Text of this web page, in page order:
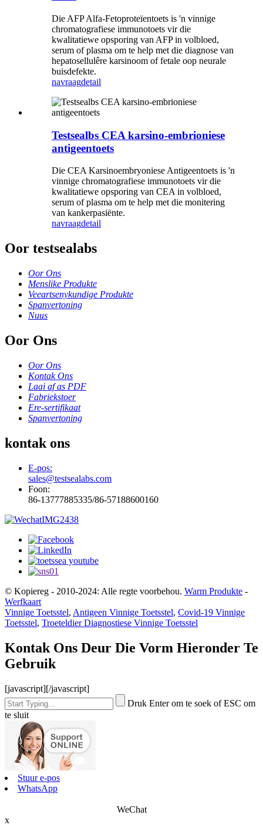
Die AFP Alfa-Fetoproteïentoets is 'n vinnige
chromatografiese immunotoets vir die
kwalitatiewe opsporing van AFP in volbloed,
serum of plasma om te help met die diagnose van
hepatosellulêre karsinoom of fetale oop neurale
buisdefekte.
navraagdetail
Testsealbs CEA karsino-embrioniese
antigeentoets
Die CEA Karsinoembryoniese Antigeentoets is 'n
vinnige chromatografiese immunotoets vir die
kwalitatiewe opsporing van CEA in volbloed,
serum of plasma om te help met die monitering
van kankerpasiënte.
navraagdetail
Oor testsealabs
Oor Ons
Menslike Produkte
Veeartsenykundige Produkte
Spanvertoning
Nuus
Oor Ons
Oor Ons
Kontak Ons
Laai af as PDF
Fabriekstoer
Ere-sertifikaat
Spanvertoning
kontak ons
E-pos:
sales@testsealabs.com
Foon:
86-13777885335/86-57188600160
© Kopiereg - 2010-2024: Alle regte voorbehou. Warm Produkte -
Werfkaart
Vinnige Toetsstel, Antigeen Vinnige Toetsstel, Covid-19 Vinnige
Toetsstel, Troeteldier Diagnostiese Vinnige Toetsstel
Kontak Ons Deur Die Vorm Hieronder Te
Gebruik
[javascript][/javascript]
Druk Enter om te soek of ESC om
te sluit
Stuur e-pos
WhatsApp
WeChat
x